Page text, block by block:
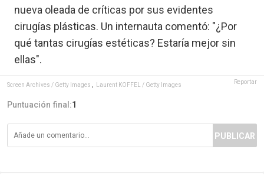
nueva oleada de críticas por sus evidentes
cirugías plásticas. Un internauta comentó: "¿Por
qué tantas cirugías estéticas? Estaría mejor sin
ellas".
Screen Archives / Getty Images Laurent KOFFEL / Getty Images Reportar
Puntuación final:1
PUBLICAR